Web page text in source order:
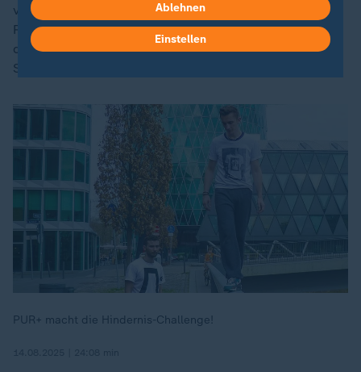
vorbereitet, ist man konzentriert und weiß was für
Risiken man eingeht. Man ist dann 100-prozentig bei
der Sache. Parkour an sich ist ein wahnsinnig sicherer
Sport. Er ist nur so gefährlich, wie man ihn macht.
PUR+ macht die Hindernis-Challenge!
Ablehnen
Einstellen